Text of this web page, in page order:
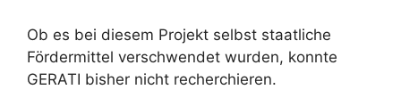
Ob es bei diesem Projekt selbst staatliche
Fördermittel verschwendet wurden, konnte
GERATI bisher nicht recherchieren.